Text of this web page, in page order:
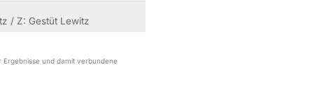
/ Z: Gestüt Lewitz
und damit verbundene